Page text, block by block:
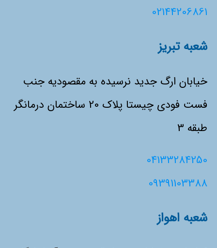
02144206861
شعبه تبریز
خیابان ارگ جدید نرسیده به مقصودیه جنب
فست فودی چیستا پلاک 20 ساختمان درمانگر
طبقه 3
04133284250
09391103388
شعبه اهواز